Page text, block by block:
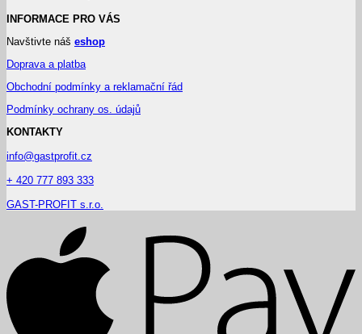
INFORMACE PRO VÁS
Navštivte náš eshop
Doprava a platba
Obchodní podmínky a reklamační řád
Podmínky ochrany os. údajů
KONTAKTY
info@gastprofit.cz
+ 420 777 893 333
GAST-PROFIT s.r.o.